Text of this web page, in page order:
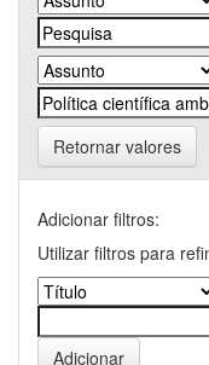
Retornar valores
Adicionar filtros:
Utilizar filtros para